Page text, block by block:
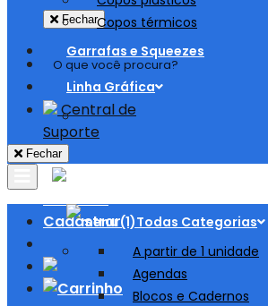
Fechar
Central de
Suporte
Entrar ou
Cadastrar
Copos térmicos
Garrafas e Squeezes
Linha Gráfica
Fechar
Todas Categorias
A partir de 1 unidade
Agendas
Blocos e Cadernos